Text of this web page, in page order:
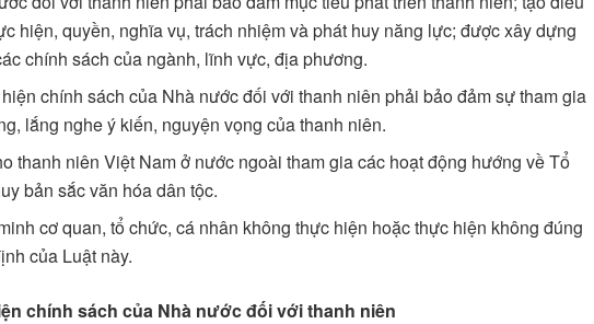
hiện, quyền, nghĩa vụ, trách nhiệm và phát huy năng lực; được xây dựng
chính sách của ngành, lĩnh vực, địa phương.
chính sách của Nhà nước đối với thanh niên phải bảo đảm sự tham gia
lắng nghe ý kiến, nguyện vọng của thanh niên.
thanh niên Việt Nam ở nước ngoài tham gia các hoạt động hướng về Tổ
bản sắc văn hóa dân tộc.
cơ quan, tổ chức, cá nhân không thực hiện hoặc thực hiện không đúng
của Luật này.
chính sách của Nhà nước đối với thanh niên